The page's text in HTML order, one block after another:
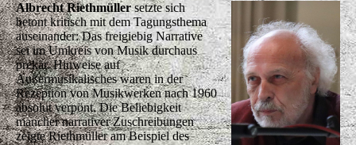
Albrecht Riethmüllersetzte sich
betont kritisch mit dem Tagungsthema
auseinander: Das freigiebig Narrative
sei im Umkreis von Musik durchaus
prekär. Hinweise auf
Außermusikalisches waren in der
Rezeption von Musikwerken nach 1960
absolut verpönt. Die Beliebigkeit
mancher narrativer Zuschreibungen
zeigte Riethmüller am Beispiel des